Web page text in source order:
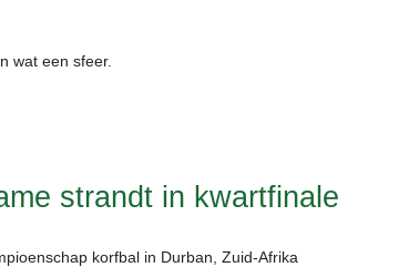
wat een sfeer.
strandt in kwartfinale
korfbal in Durban, Zuid-Afrika